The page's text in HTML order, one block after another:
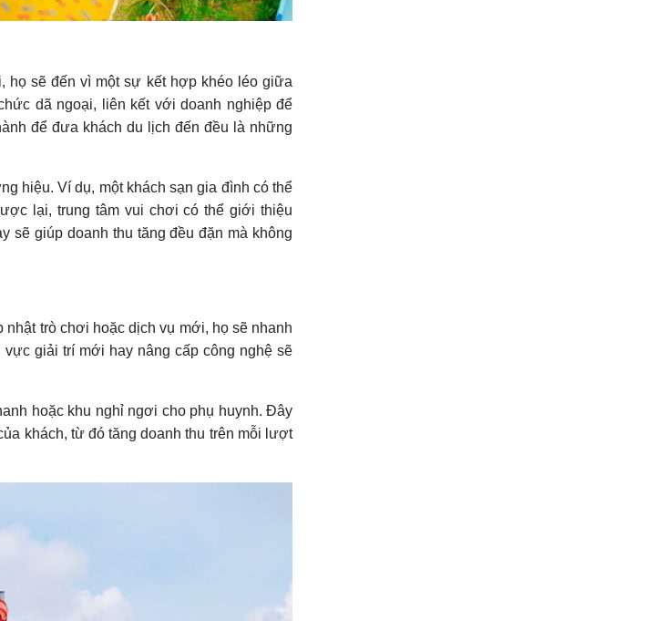
họ sẽ đến vì một sự kết hợp khéo léo giữa
dã ngoại, liên kết với doanh nghiệp để
để đưa khách du lịch đến đều là những
hiệu. Ví dụ, một khách sạn gia đình có thể
lại, trung tâm vui chơi có thể giới thiệu
sẽ giúp doanh thu tăng đều đặn mà không
trò chơi hoặc dịch vụ mới, họ sẽ nhanh
giải trí mới hay nâng cấp công nghệ sẽ
hoặc khu nghỉ ngơi cho phụ huynh. Đây
khách, từ đó tăng doanh thu trên mỗi lượt